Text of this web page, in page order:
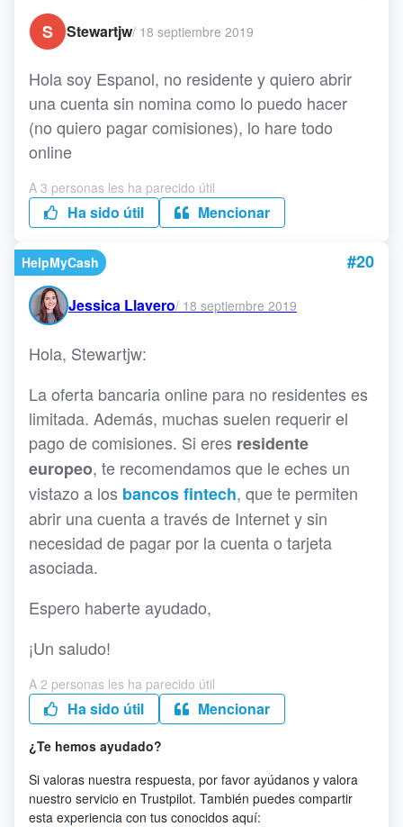
S
Stewartjw/ 18 septiembre 2019
Hola soy Espanol, no residente y quiero abrir
una cuenta sin nomina como lo puedo hacer
(no quiero pagar comisiones), lo hare todo
online
A 3 personas les ha parecido útil
Ha sido útil Mencionar
HelpMyCash #20
Jessica Llavero/ 18 septiembre 2019
Hola, Stewartjw:
La oferta bancaria online para no residentes es
limitada. Además, muchas suelen requerir el
pago de comisiones. Si eres residente
europeo, te recomendamos que le eches un
vistazo a los bancos fintech, que te permiten
abrir una cuenta a través de Internet y sin
necesidad de pagar por la cuenta o tarjeta
asociada.
Espero haberte ayudado,
¡Un saludo!
A 2 personas les ha parecido útil
Ha sido útil Mencionar
¿Te hemos ayudado?
Si valoras nuestra respuesta, por favor ayúdanos y valora
nuestro servicio en Trustpilot. También puedes compartir
esta experiencia con tus conocidos aquí: